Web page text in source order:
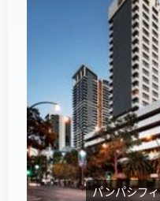
パンパシフ